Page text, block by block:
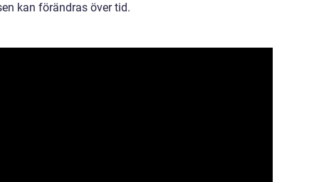
kan förändras över tid.